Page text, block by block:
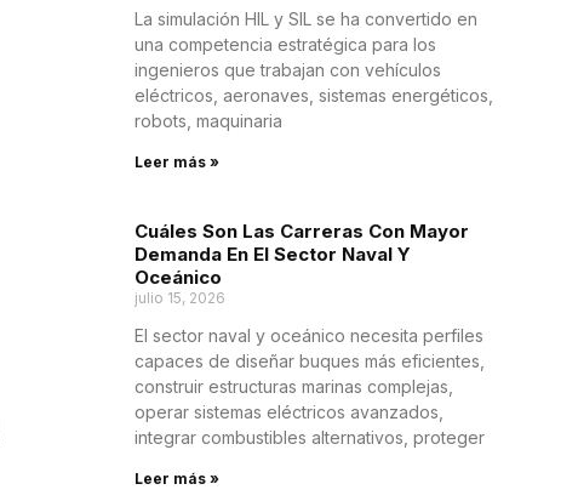
La simulación HIL y SIL se ha convertido en
una competencia estratégica para los
ingenieros que trabajan con vehículos
eléctricos, aeronaves, sistemas energéticos,
robots, maquinaria
Leer más »
Cuáles Son Las Carreras Con Mayor
Demanda En El Sector Naval Y
Oceánico
julio 15, 2026
El sector naval y oceánico necesita perfiles
capaces de diseñar buques más eficientes,
construir estructuras marinas complejas,
operar sistemas eléctricos avanzados,
integrar combustibles alternativos, proteger
Leer más »